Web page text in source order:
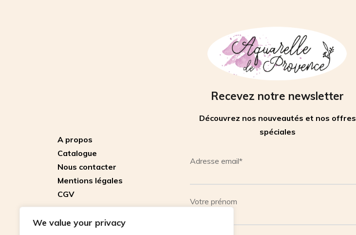
We value your privacy
A propos
Catalogue
Nous contacter
Mentions légales
CGV
Recevez notre newsletter
Découvrez nos nouveautés et nos offres
spéciales
Adresse email*
Votre prénom